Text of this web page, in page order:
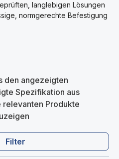
langlebigen Lösungen
normgerechte Befestigung
den angezeigten
Spezifikation aus
relevanten Produkte
Filter